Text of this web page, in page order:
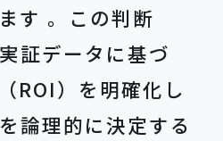
す 。この判断
証データに基づ
ROI）を明確化し
論理的に決定する